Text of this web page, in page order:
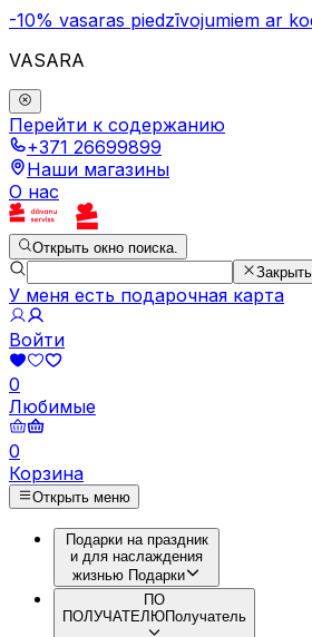
-10% vasaras piedzīvojumiem ar
VASARA
Перейти к содержанию
+371 26699899
Наши магазины
О нас
Открыть окно поиска.
Закрыть
У меня есть подарочная карта
Войти
0
Любимые
0
Корзина
Открыть меню
Подарки на праздник
и для наслаждения
жизнью Подарки
ПО
ПОЛУЧАТЕЛЮПолучатель